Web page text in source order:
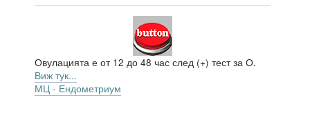
Овулацията е от 12 до 48 час след (+) тест за О.
Виж тук...
МЦ - Ендометриум